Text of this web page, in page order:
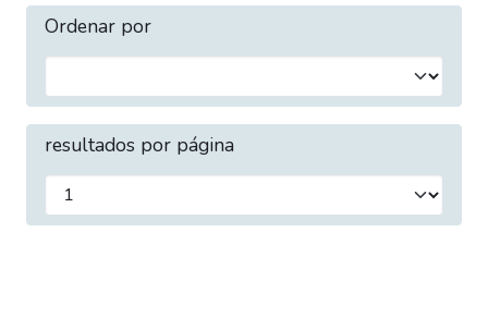
Ordenar por
resultados por página